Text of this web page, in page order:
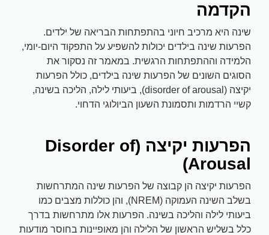
הקדמה
שינה היא מרכיב חיוני בהתפתחות הבריאה של ילדים.
הפרעות שינה בילדים יכולות להשפיע על התפקוד היום-יומי,
הלמידה וההתפתחות הרגשית. במאמר זה נסקור את
הסוגים השונים של הפרעות שינה בילדים, כולל הפרעות
יקיצה (disorder of arousal), ביעותי לילה, הליכה בשינה,
קשיי הרדמות ותסמונת השעון הביולוגי הדחוי.
הפרעות יקיצה (Disorder of
Arousal)
הפרעות יקיצה הן קבוצה של הפרעות שינה המתרחשות
בשלב השינה העמוקה (NREM), והן כוללות מצבים כמו
ביעותי לילה והליכה בשינה. הפרעות אלו מתרחשות בדרך
כלל בשליש הראשון של הלילה והן מאופיינות בחוסר מודעות